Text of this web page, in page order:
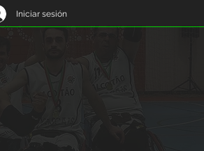
Iniciar sesión